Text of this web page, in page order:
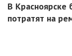
В Красноярске
потратят на